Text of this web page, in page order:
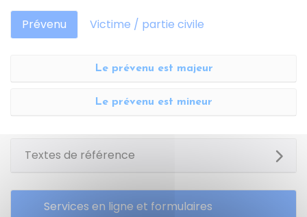
Prévenu Victime / partie civile
Le prévenu est majeur
Le prévenu est mineur
Textes de référence
Services en ligne et formulaires